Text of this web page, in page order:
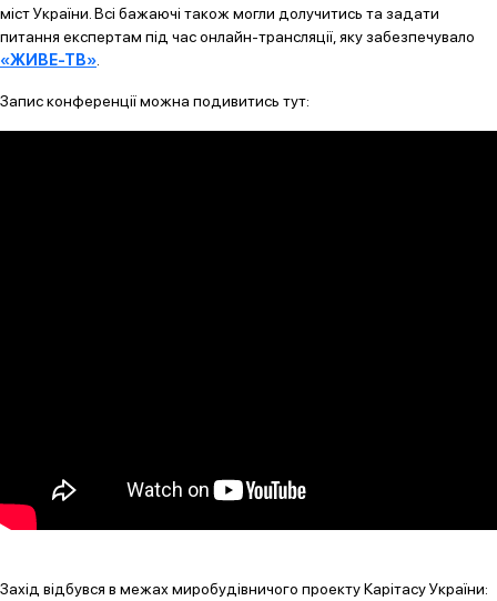
міст України. Всі бажаючі також могли долучитись та задати
питання експертам під час онлайн-трансляції, яку забезпечувало
«ЖИВЕ-ТВ»
Запис конференції можна подивитись тут:
Захід відбувся в межах миробудівничого проекту Карітасу України: